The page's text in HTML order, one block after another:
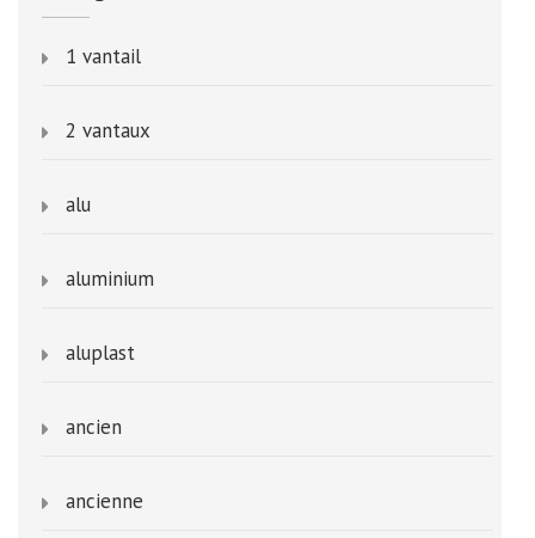
1 vantail
2 vantaux
alu
aluminium
aluplast
ancien
ancienne